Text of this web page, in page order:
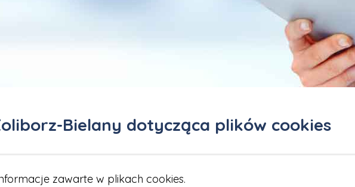
Bielany dotycząca plików cookies
zawarte w plikach cookies.